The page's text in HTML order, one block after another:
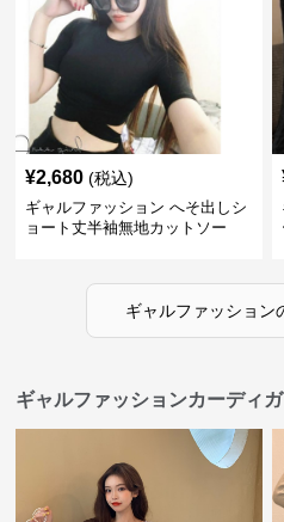
¥2,680 (税込)
ギャルファッション へそ出しシ
ョート丈半袖無地カットソー
ギャルファッション
ギャルファッションカーディ